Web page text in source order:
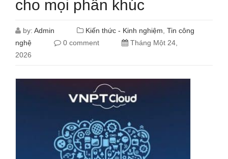
cho mọi phân khúc
by: Admin Kiến thức - Kinh nghiệm Tin công
nghệ
0 comment
Tháng Một 24,
2026